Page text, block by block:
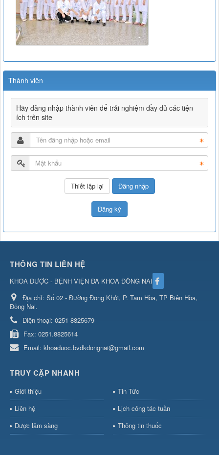
Thành viên
Hãy đăng nhập thành viên để trải nghiệm đầy đủ các tiện
ích trên site
Đăng nhập
Đăng ký
THÔNG TIN LIÊN HỆ
KHOA DƯỢC - BỆNH VIỆN ĐA KHOA ĐỒNG NAI
Địa chỉ: Số 02 - Đường Đồng Khởi, P. Tam Hòa, TP Biên Hòa,
Đồng Nai.
Điện thoại: 0251 8825679
Fax: 0251.8825614
Email: khoaduoc.bvdkdongnai@gmail.com
TRUY CẬP NHANH
Giới thiệu
Tin Tức
Liên hệ
Lịch công tác tuần
Dược lâm sàng
Thông tin thuốc